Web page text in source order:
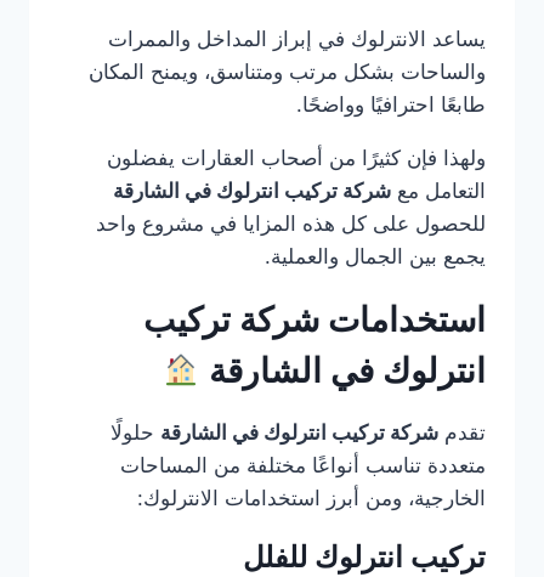
يساعد الانترلوك في إبراز المداخل والممرات
والساحات بشكل مرتب ومتناسق، ويمنح المكان
طابعًا احترافيًا وواضحًا.
ولهذا فإن كثيرًا من أصحاب العقارات يفضلون
التعامل مع شركة تركيب انترلوك في الشارقة
للحصول على كل هذه المزايا في مشروع واحد
يجمع بين الجمال والعملية.
استخدامات شركة تركيب
انترلوك في الشارقة
تقدم شركة تركيب انترلوك في الشارقة حلولًا
متعددة تناسب أنواعًا مختلفة من المساحات
الخارجية، ومن أبرز استخدامات الانترلوك:
تركيب انترلوك للفلل